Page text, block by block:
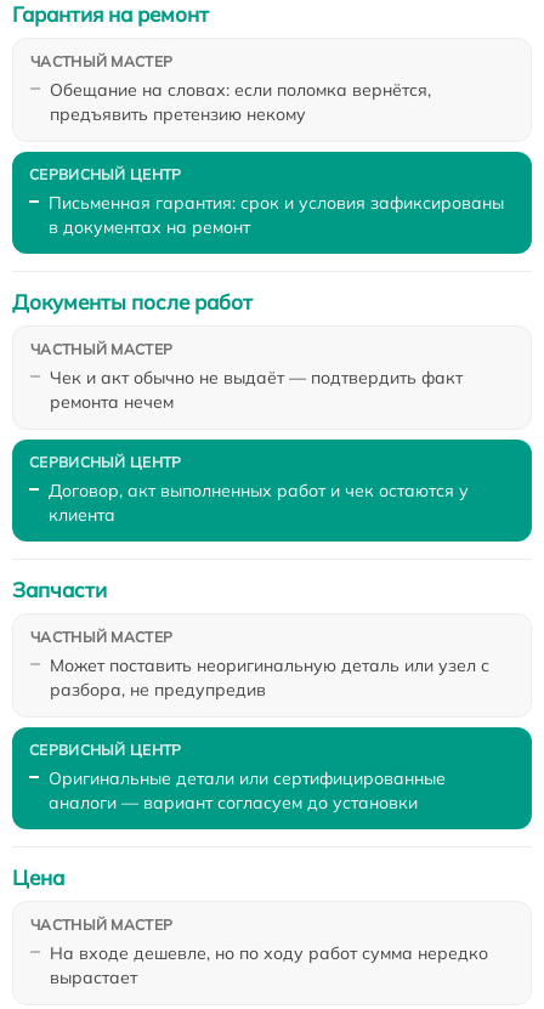
Обещание на словах: если поломка вернётся,
предъявить претензию некому
Гарантия на ремонт
Письменная гарантия: срок и условия зафиксированы
в документах на ремонт
Чек и акт обычно не выдаёт — подтвердить факт
ремонта нечем
Документы после работ
Договор, акт выполненных работ и чек остаются у
клиента
Может поставить неоригинальную деталь или узел с
разбора, не предупредив
Запчасти
Оригинальные детали или сертифицированные
аналоги — вариант согласуем до установки
На входе дешевле, но по ходу работ сумма нередко
вырастает
Цена